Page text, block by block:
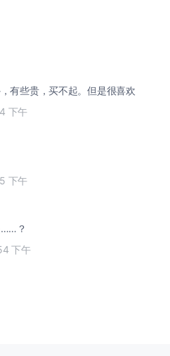
有些贵，买不起。但是很喜欢
下午
下午
……？
下午